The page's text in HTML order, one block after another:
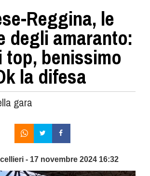
Reggina, le
degli amaranto:
benissimo
la difesa
gara
- 17 novembre 2024 16:32